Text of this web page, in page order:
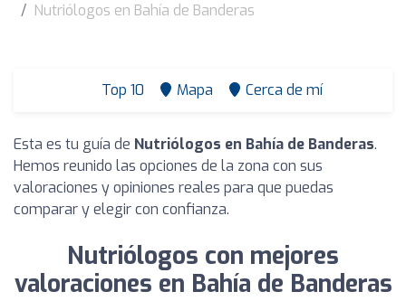
Nutriólogos en Bahía de Banderas
Top 10 Mapa Cerca de mí
Esta es tu guía de Nutriólogos en Bahía de Banderas.
Hemos reunido las opciones de la zona con sus
valoraciones y opiniones reales para que puedas
comparar y elegir con confianza.
Nutriólogos con mejores
valoraciones en Bahía de Banderas